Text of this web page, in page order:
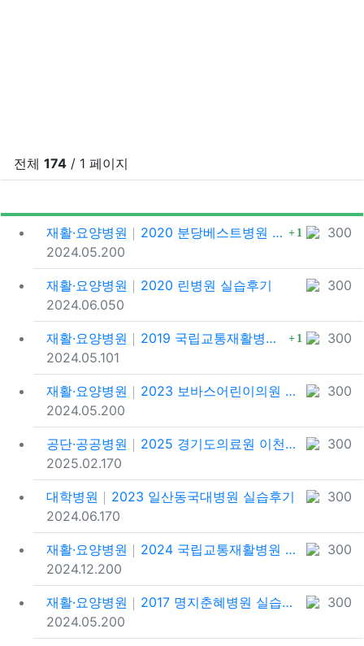
전체 174 / 1 페이지
재활·요양병원
2020 분당베스트병원 실습후기 댓글
1
등록일
2024.05.20추천
0
300
재활·요양병원
2020 린병원 실습후기
등록일
2024.06.05추천
0
300
재활·요양병원 2019 국립교통재활병원 실습후기 댓글
1
등록일
2024.05.10추천
1
300
재활·요양병원
2023 보바스어린이의원 실습후기
등록일
2024.05.20추천
0
300
공단·공공병원
2025 경기도의료원 이천병원 실습후기
등록일
2025.02.17추천
0
300
대학병원
2023 일산동국대병원 실습후기
등록일
2024.06.17추천
0
300
재활·요양병원
2024 국립교통재활병원 실습후기
등록일
2024.12.20추천
0
300
재활·요양병원
2017 명지춘혜병원 실습후기
등록일
2024.05.20추천
0
300